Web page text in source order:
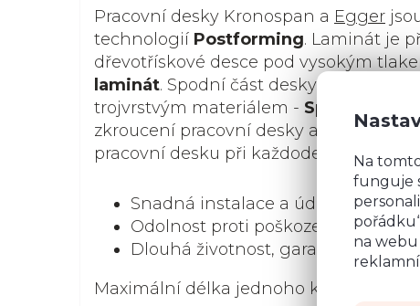
Pracovní desky Kronospan a Egger
technologií Postforming. Laminát je
dřevotřískové desce pod vysokým
laminát. Spodní část desky je pokryta
trojvrstvým materiálem - Spantexem
zkroucení pracovní desky a vrstvou
pracovní desku při každodenním
Snadná instalace a údržba
Odolnost proti poškození
Dlouhá životnost, garance stálosti
Maximální délka jednoho kusu
Na
funguje
na